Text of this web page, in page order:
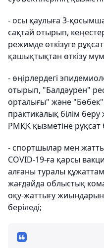
- осы қаулыға 3-
сақтай отырып,
режимде өткізуге
қашықтықтан өткізу
- өңірлердегі
отырып, "Балдәурен"
орталығы" және
практикалық білім
РМҚК қызметіне рұқсат
- спортшылар мен
COVID-19-ға қарсы
алғаны туралы
жағдайда облыстық
оқу-жаттығу жиындарын
беріледі;